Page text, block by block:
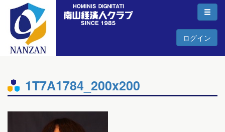
ログイン
1T7A1784_200x200